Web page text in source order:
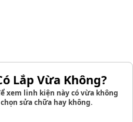
Lắp Vừa Không?
xem linh kiện này có vừa không
sửa chữa hay không.